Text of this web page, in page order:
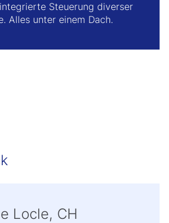
Steuerung diverser
Alles unter einem Dach.
Locle, CH